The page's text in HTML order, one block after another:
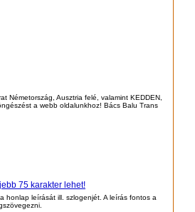
Németország, Ausztria felé, valamint KEDDEN,
a webb oldalunkhoz! Bács Balu Trans
75 karakter lehet!
honlap leírását ill. szlogenjét. A leírás fontos a